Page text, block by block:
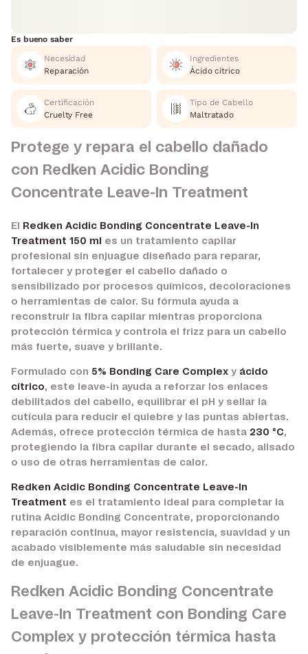
Es bueno saber
Necesidad
Reparación
Ingredientes
Ácido cítrico
Certificación
Cruelty Free
Tipo de Cabello
Maltratado
Protege y repara el cabello dañado
con Redken Acidic Bonding
Concentrate Leave-In Treatment
El
Redken Acidic Bonding Concentrate Leave-In
Treatment 150 ml
es un tratamiento capilar
profesional sin enjuague diseñado para reparar,
fortalecer y proteger el cabello dañado o
sensibilizado por procesos químicos, decoloraciones
o herramientas de calor. Su fórmula ayuda a
reconstruir la fibra capilar mientras proporciona
protección térmica y controla el frizz para un cabello
más fuerte, suave y brillante.
Formulado con 5% Bonding Care Complex y ácido
cítrico, este leave-in ayuda a reforzar los enlaces
debilitados del cabello, equilibrar el pH y sellar la
cutícula para reducir el quiebre y las puntas abiertas.
Además, ofrece protección térmica de hasta 230 °C,
protegiendo la fibra capilar durante el secado, alisado
o uso de otras herramientas de calor.
Redken Acidic Bonding Concentrate Leave-In
Treatment es el tratamiento ideal para completar la
rutina Acidic Bonding Concentrate, proporcionando
reparación continua, mayor resistencia, suavidad y un
acabado visiblemente más saludable sin necesidad
de enjuague.
Redken Acidic Bonding Concentrate
Leave-In Treatment con Bonding Care
Complex y protección térmica hasta